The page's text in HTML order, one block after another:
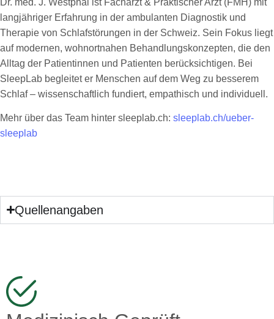
Dr. med. J. Westphal ist Facharzt & Praktischer Arzt (FMH) mit
langjähriger Erfahrung in der ambulanten Diagnostik und
Therapie von Schlafstörungen in der Schweiz. Sein Fokus liegt
auf modernen, wohnortnahen Behandlungskonzepten, die den
Alltag der Patientinnen und Patienten berücksichtigen. Bei
SleepLab begleitet er Menschen auf dem Weg zu besserem
Schlaf – wissenschaftlich fundiert, empathisch und individuell.
Mehr über das Team hinter sleeplab.ch: sleeplab.ch/ueber-
sleeplab
Quellenangaben